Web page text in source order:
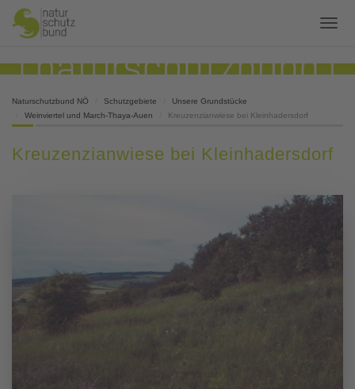
Naturschutzbund NÖ Schutzgebiete
Unsere Grundstücke
Weinviertel und March-Thaya-Auen
Kreuzenzianwiese bei Kleinhadersdorf
Kreuzenzianwiese bei Kleinhadersdorf